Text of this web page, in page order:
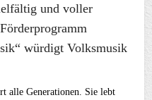
und voller
würdigt Volksmusik
alle Generationen. Sie lebt